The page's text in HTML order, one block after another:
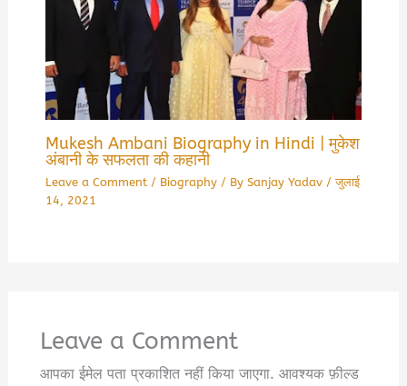
Mukesh Ambani Biography in Hindi | मुकेश
अंबानी के सफलता की कहानी
Leave a Comment / Biography/ By Sanjay Yadav /जुलाई
14, 2021
Leave a Comment
आपका ईमेल पता प्रकाशित नहीं किया जाएगा. आवश्यक फ़ील्ड